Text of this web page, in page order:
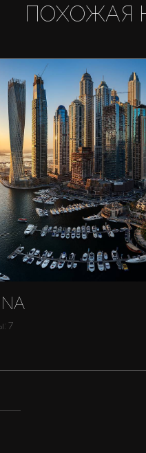
ПОХОЖАЯ
7